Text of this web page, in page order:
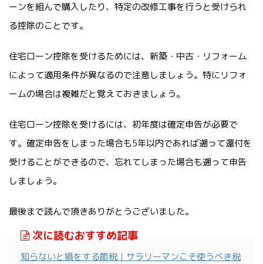
ーンを組んで購入したり、特定の改修工事を行うと受けられ
る控除のことです。
住宅ローン控除を受けるためには、新築・中古・リフォーム
によって適用条件が異なるので注意しましょう。特にリフォ
ームの場合は複雑だと覚えておきましょう。
住宅ローン控除を受けるには、初年度は確定申告が必要で
す。確定申告をしまった場合も5年以内であれば遡って還付を
受けることができるので、忘れてしまった場合も遡って申告
しましょう。
最後まで読んで頂きありがとうございました。
次に読むおすすめ記事
知らないと損をする節税｜サラリーマンこそ使うべき税